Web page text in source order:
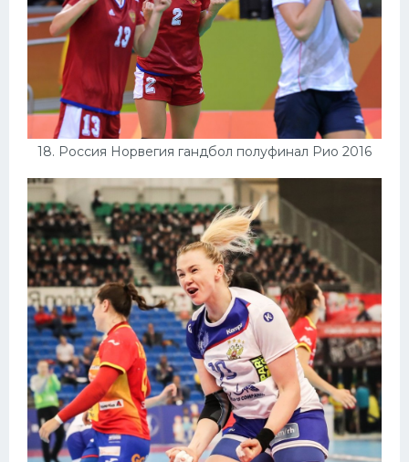
18. Россия Норвегия гандбол полуфинал Рио 2016